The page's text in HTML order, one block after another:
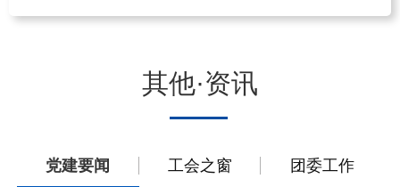
其他·资讯
党建要闻 工会之窗 团委工作